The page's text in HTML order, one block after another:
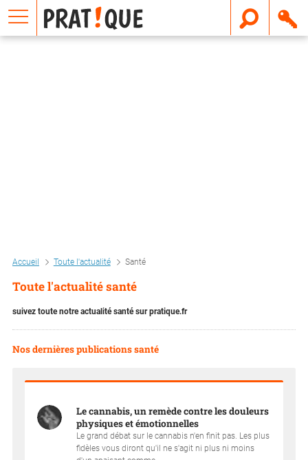
Accueil Toute l'actualité Santé
Toute l'actualité santé
suivez toute notre actualité santé sur pratique.fr
Nos dernières publications santé
Le cannabis, un remède contre les douleurs
physiques et émotionnelles
Le grand débat sur le cannabis n'en finit pas. Les plus
fidèles vous diront qu'il ne s'agit ni plus ni moins
E
m
a